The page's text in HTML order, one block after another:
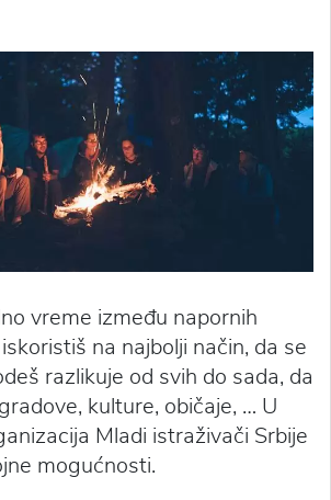
vreme između napornih
na najbolji način, da se
razlikuje od svih do sada, da
kulture, običaje, … U
Mladi istraživači Srbije
mogućnosti.